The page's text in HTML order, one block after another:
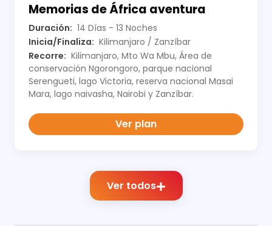
Memorias de África aventura
Duración: 14 Días - 13 Noches
Inicia/Finaliza: Kilimanjaro / Zanzíbar
Recorre: Kilimanjaro, Mto Wa Mbu, Área de
conservación Ngorongoro, parque nacional
Serengueti, lago Victoria, reserva nacional Masai
Mara, lago naivasha, Nairobi y Zanzíbar.
Ver plan
Ver todos